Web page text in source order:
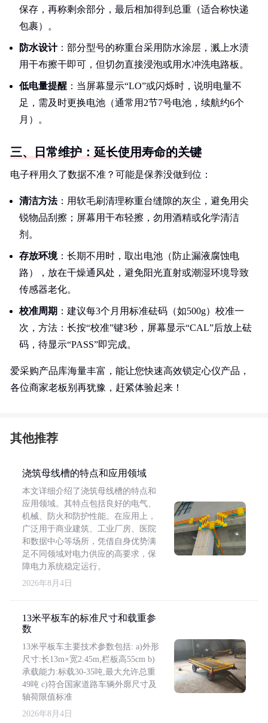
保存，再称剩余部分，最后相加得到总重（适合称快递
包裹）。
防水设计：部分型号的称重台采用防水涂层，溅上水渍
用干布擦干即可，但切勿直接浸泡或用水冲洗电路板。
低电量提醒 ：当屏幕显示“LO”或闪烁时，说明电量不
足，需及时更换电池（通常用2节7号电池，续航约6个
月）。
三、日常维护：延长使用寿命的关键
电子秤用久了数据不准？可能是保养没做到位：
清洁方法：用软毛刷清理称重台缝隙的灰尘，避免用尖
锐物品刮擦；屏幕用干布轻擦，勿用酒精或化学清洁
剂。
存放环境：长期不用时，取出电池（防止漏液腐蚀电
路），放在干燥通风处，避免阳光直射或潮湿环境导致
传感器老化。
校准周期 ：建议每3个月用标准砝码（如500g）校准一
次，方法：长按“校准”键3秒，屏幕显示“CAL”后放上砝
码，待显示“PASS”即完成。
爱采购产品库海量丰富，能让您快速高效锁定心仪产品，
各位商家老板别再犹豫，赶紧体验起来！
其他推荐
浇筑母线槽的特点和应用领域
本文详细介绍了浇筑母线槽的特点和
应用领域。其特点包括良好的电气、
机械、防火和防护性能。在应用上，
广泛用于商业建筑、工业厂房、医院
和数据中心等场所，凭借自身优势满
足不同领域对电力供应的高要求，保
障电力系统稳定运行。
2026年8月4日
13米平板车的标准尺寸和载重参
数
13米平板车主要技术参数包括: a)外形
尺寸:长13m×宽2.45m,栏板高55cm b)
承载能力:标载30-35吨,最大允许总重
49吨 c)符合国家道路车辆外廓尺寸及
轴荷限值标准
2026年8月4日